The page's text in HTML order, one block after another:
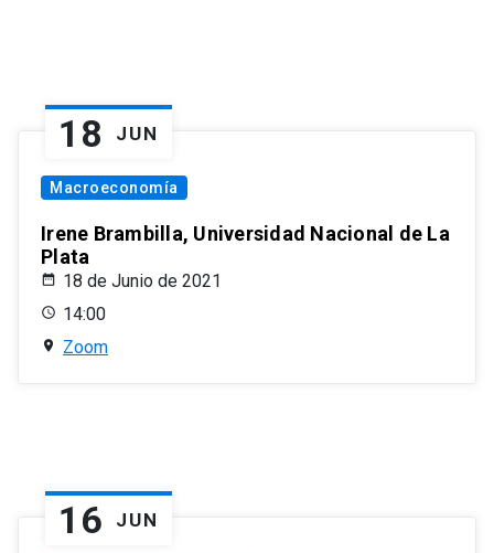
18 JUN
Macroeconomía
Irene Brambilla, Universidad Nacional de La
Plata
18 de Junio de 2021
14:00
Zoom
16 JUN